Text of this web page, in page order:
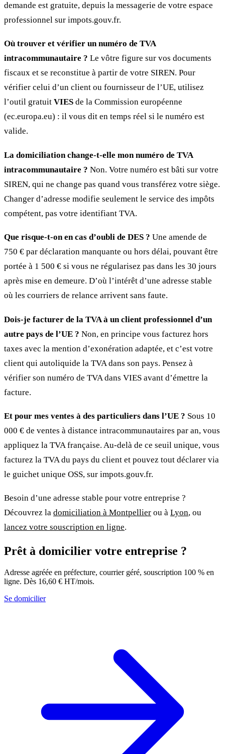
demande est gratuite, depuis la messagerie de votre espace
professionnel sur impots.gouv.fr.
Où trouver et vérifier un numéro de TVA
intracommunautaire ? Le vôtre figure sur vos documents
fiscaux et se reconstitue à partir de votre SIREN. Pour
vérifier celui d’un client ou fournisseur de l’UE, utilisez
l’outil gratuit VIES de la Commission européenne
(ec.europa.eu) : il vous dit en temps réel si le numéro est
valide.
La domiciliation change-t-elle mon numéro de TVA
intracommunautaire ? Non. Votre numéro est bâti sur votre
SIREN, qui ne change pas quand vous transférez votre siège.
Changer d’adresse modifie seulement le service des impôts
compétent, pas votre identifiant TVA.
Que risque-t-on en cas d’oubli de DES ? Une amende de
750 € par déclaration manquante ou hors délai, pouvant être
portée à 1 500 € si vous ne régularisez pas dans les 30 jours
après mise en demeure. D’où l’intérêt d’une adresse stable
où les courriers de relance arrivent sans faute.
Dois-je facturer de la TVA à un client professionnel d’un
autre pays de l’UE ? Non, en principe vous facturez hors
taxes avec la mention d’exonération adaptée, et c’est votre
client qui autoliquide la TVA dans son pays. Pensez à
vérifier son numéro de TVA dans VIES avant d’émettre la
facture.
Et pour mes ventes à des particuliers dans l’UE ? Sous 10
000 € de ventes à distance intracommunautaires par an, vous
appliquez la TVA française. Au-delà de ce seuil unique, vous
facturez la TVA du pays du client et pouvez tout déclarer via
le guichet unique OSS, sur impots.gouv.fr.
Besoin d’une adresse stable pour votre entreprise ?
Découvrez la domiciliation à Montpellier ou à Lyon, ou
lancez votre souscription en ligne.
Prêt à domicilier votre entreprise ?
Adresse agréée en préfecture, courrier géré, souscription 100 % en
ligne. Dès 16,60 € HT/mois.
Se domicilier